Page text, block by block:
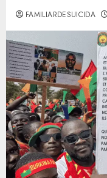
FAMILIARDESUICIDA